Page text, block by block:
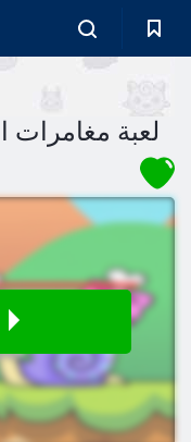
لعبة مغامرات